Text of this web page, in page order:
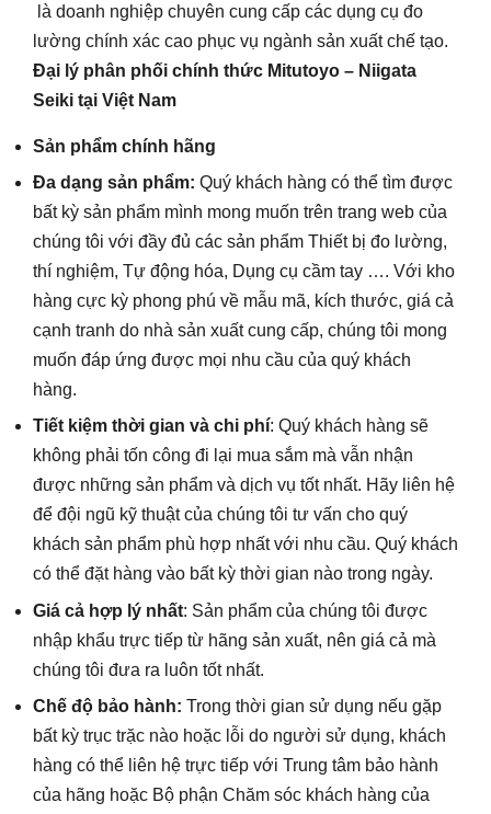
là doanh nghiệp chuyên cung cấp các dụng cụ đo
lường chính xác cao phục vụ ngành sản xuất chế tạo.
Đại lý phân phối chính thức Mitutoyo – Niigata
Seiki tại Việt Nam
Sản phẩm chính hãng
Đa dạng sản phẩm: Quý khách hàng có thể tìm được
bất kỳ sản phẩm mình mong muốn trên trang web của
chúng tôi với đầy đủ các sản phẩm Thiết bị đo lường,
thí nghiệm, Tự động hóa, Dụng cụ cầm tay …. Với kho
hàng cực kỳ phong phú về mẫu mã, kích thước, giá cả
cạnh tranh do nhà sản xuất cung cấp, chúng tôi mong
muốn đáp ứng được mọi nhu cầu của quý khách
hàng.
Tiết kiệm thời gian và chi phí: Quý khách hàng sẽ
không phải tốn công đi lại mua sắm mà vẫn nhận
được những sản phẩm và dịch vụ tốt nhất. Hãy liên hệ
để đội ngũ kỹ thuật của chúng tôi tư vấn cho quý
khách sản phẩm phù hợp nhất với nhu cầu. Quý khách
có thể đặt hàng vào bất kỳ thời gian nào trong ngày.
Giá cả hợp lý nhất: Sản phẩm của chúng tôi được
nhập khẩu trực tiếp từ hãng sản xuất, nên giá cả mà
chúng tôi đưa ra luôn tốt nhất.
Chế độ bảo hành: Trong thời gian sử dụng nếu gặp
bất kỳ trục trặc nào hoặc lỗi do người sử dụng, khách
hàng có thể liên hệ trực tiếp với Trung tâm bảo hành
của hãng hoặc Bộ phận Chăm sóc khách hàng của